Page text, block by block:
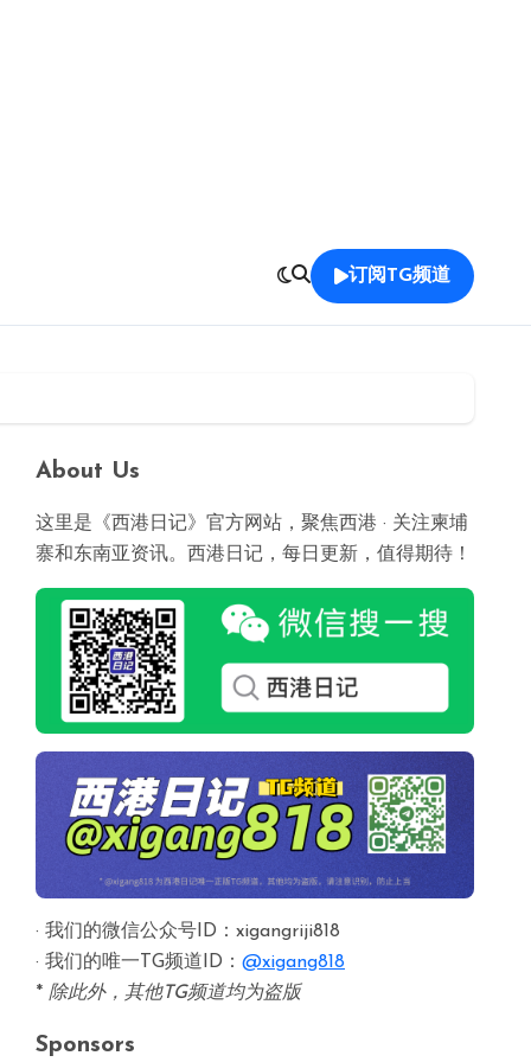
订阅TG频道
About Us
这里是《西港日记》官方网站，聚焦西港 · 关注柬埔
寨和东南亚资讯。西港日记，每日更新，值得期待！
· 我们的微信公众号ID：xigangriji818
· 我们的唯一TG频道ID： @xigang818
* 除此外，其他TG频道均为盗版
Sponsors